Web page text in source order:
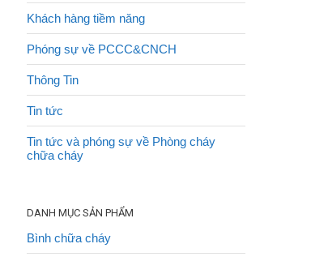
Khách hàng tiềm năng
Phóng sự về PCCC&CNCH
Thông Tin
Tin tức
Tin tức và phóng sự về Phòng cháy
chữa cháy
DANH MỤC SẢN PHẨM
Bình chữa cháy